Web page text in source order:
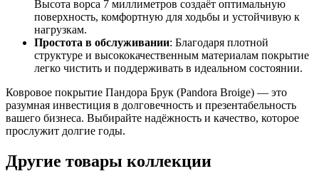
Высота ворса 7 миллиметров создаёт оптимальную
поверхность, комфортную для ходьбы и устойчивую к
нагрузкам.
Простота в обслуживании: Благодаря плотной
структуре и высококачественным материалам покрытие
легко чистить и поддерживать в идеальном состоянии.
Ковровое покрытие Пандора Брук (Pandora Broige) — это
разумная инвестиция в долговечность и презентабельность
вашего бизнеса. Выбирайте надёжность и качество, которое
прослужит долгие годы.
Другие товары коллекции